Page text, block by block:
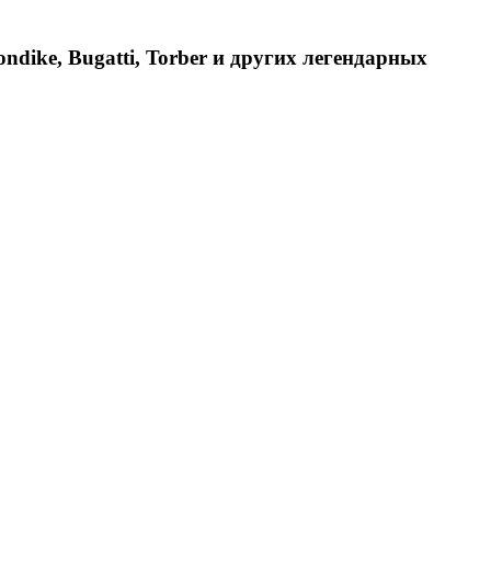
Bugatti, Torber и других легендарных